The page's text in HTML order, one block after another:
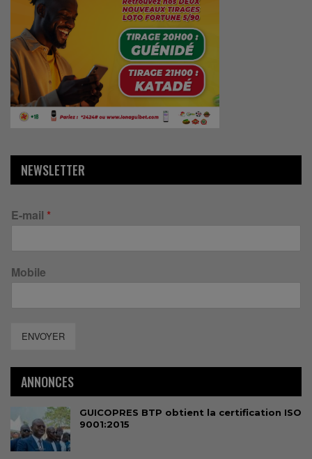
NEWSLETTER
E-mail *
Mobile
ENVOYER
ANNONCES
GUICOPRES BTP obtient la certification ISO
9001:2015